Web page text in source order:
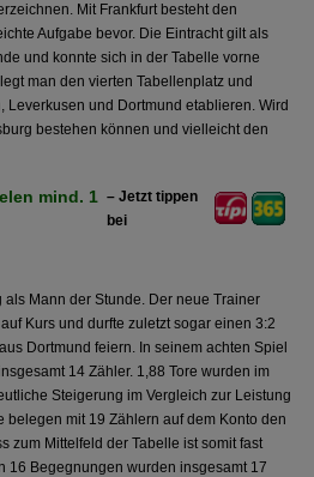
Mit Frankfurt besteht den
Aufgabe bevor. Die Eintracht gilt als
und konnte sich in der Tabelle vorne
man den vierten Tabellenplatz und
Leverkusen und Dortmund etablieren. Wird
bestehen können und vielleicht den
mind. 1 – Jetzt tippen
bei
als Mann der Stunde. Der neue Trainer
Kurs und durfte zuletzt sogar einen 3:2
Dortmund feiern. In seinem achten Spiel
14 Zähler. 1,88 Tore wurden im
Steigerung im Vergleich zur Leistung
belegen mit 19 Zählern auf dem Konto den
zum Mittelfeld der Tabelle ist somit fast
16 Begegnungen wurden insgesamt 17